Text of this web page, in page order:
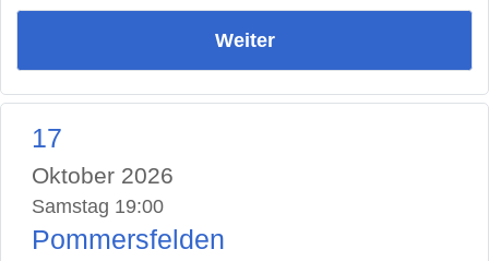
Weiter
17
Oktober 2026
Samstag 19:00
Pommersfelden